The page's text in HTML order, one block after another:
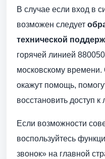
В случае если вход в
возможен следует
технической
горячей линией
московскому времени.
окажут помощь,
восстановить доступ
Если возможности
воспользуйтесь
звонок» на главной